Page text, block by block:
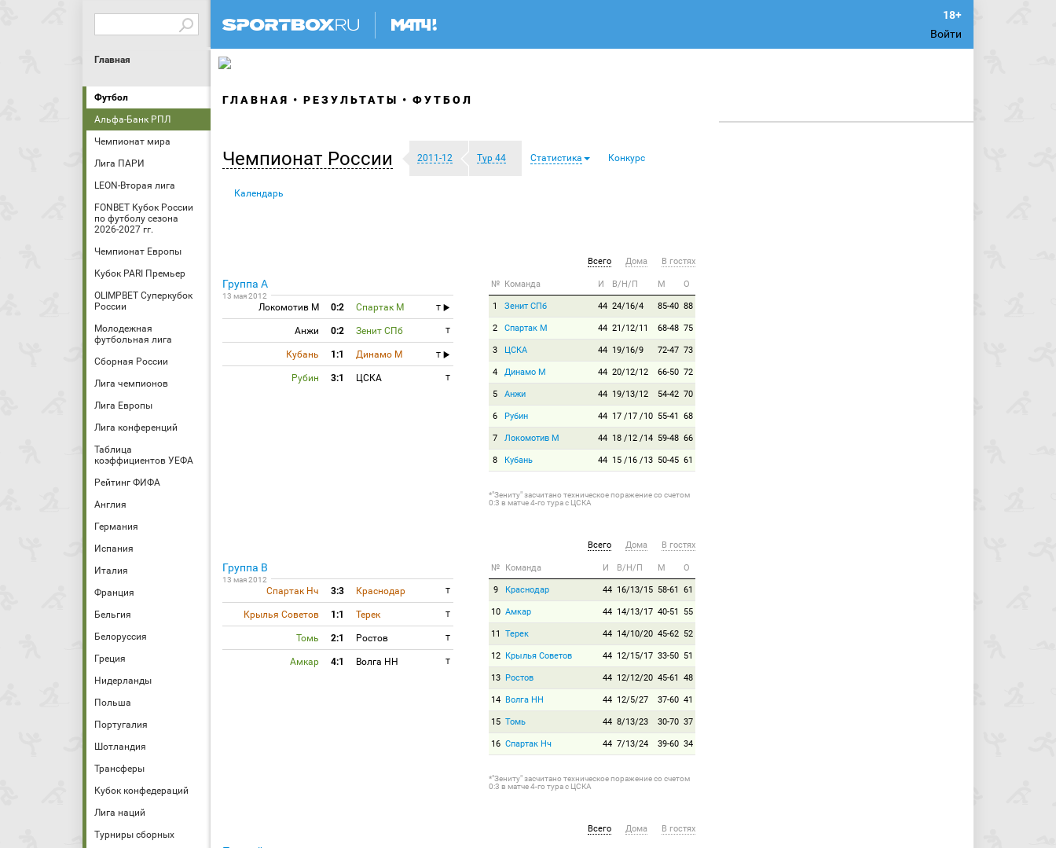
Войти
Главная
Футбол
Альфа-Банк РПЛ
Чемпионат мира
Лига ПАРИ
LEON-Вторая лига
FONBET Кубок России
по футболу сезона
2026-2027 гг.
Чемпионат Европы
Кубок PARI Премьер
OLIMPBET Суперкубок
России
Молодежная
футбольная лига
Сборная России
Лига чемпионов
Лига Европы
Лига конференций
Таблица
коэффициентов УЕФА
Рейтинг ФИФА
Англия
Германия
Испания
Италия
Франция
Бельгия
Белоруссия
Греция
Нидерланды
Польша
Португалия
Шотландия
Трансферы
Кубок конфедераций
Лига наций
Турниры сборных
ГЛАВНАЯ РЕЗУЛЬТАТЫ ФУТБОЛ
Чемпионат России 2011-12 Тур 44 Статистика Конкурс
Календарь
Группа A
13 мая 2012
Локомотив М 0:2 Спартак М T
Анжи 0:2 Зенит СПб T
Кубань 1:1 Динамо М T
Рубин 3:1 ЦСКА T
Всего Дома В гостях
№ Команда И В/Н/П М О
1 Зенит СПб 44 24/16/4 85-40 88
2 Спартак М 44 21/12/11 68-48 75
3 ЦСКА 44 19/16/9 72-47 73
4 Динамо М 44 20/12/12 66-50 72
5 Анжи 44 19/13/12 54-42 70
6 Рубин 44 17 /17 /10 55-41 68
7 Локомотив М 44 18 /12 /14 59-48 66
8 Кубань 44 15 /16 /13 50-45 61
*"Зениту" засчитано техническое поражение со счетом
0:3 в матче 4-го тура с ЦСКА
Группа B
13 мая 2012
Спартак Нч 3:3 Краснодар T
Крылья Советов 1:1 Терек T
Томь 2:1 Ростов T
Амкар 4:1 Волга НН T
Всего Дома В гостях
№ Команда И В/Н/П М О
9 Краснодар 44 16/13/15 58-61 61
10 Амкар 44 14/13/17 40-51 55
11 Терек 44 14/10/20 45-62 52
12 Крылья Советов 44 12/15/17 33-50 51
13 Ростов 44 12/12/20 45-61 48
14 Волга НН 44 12/5/27 37-60 41
15 Томь 44 8/13/23 30-70 37
16 Спартак Нч 44 7/13/24 39-60 34
*"Зениту" засчитано техническое поражение со счетом
0:3 в матче 4-го тура с ЦСКА
Всего Дома В гостях